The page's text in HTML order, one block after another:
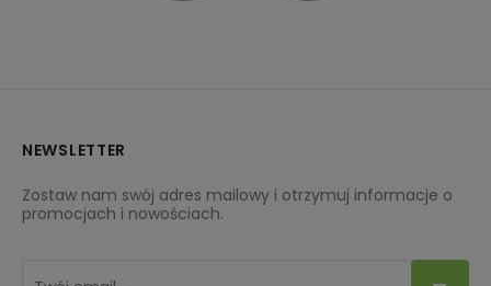
NEWSLETTER
Zostaw nam swój adres mailowy i otrzymuj informacje o
promocjach i nowościach.